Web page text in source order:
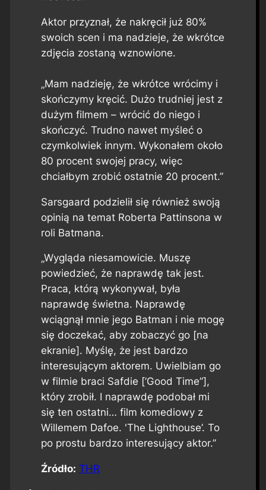
Aktor przyznał, że nakręcił już 80%
swoich scen i ma nadzieje, że wkrótce
zdjęcia zostaną wznowione.
„Mam nadzieję, że wkrótce wrócimy i
skończymy kręcić. Dużo trudniej jest z
dużym filmem – wrócić do niego i
skończyć. Trudno nawet myśleć o
czymkolwiek innym. Wykonałem około
80 procent swojej pracy, więc
chciałbym zrobić ostatnie 20 procent.”
Sarsgaard podzielił się również swoją
opinią na temat Roberta Pattinsona w
roli Batmana.
„Wygląda niesamowicie. Muszę
powiedzieć, że naprawdę tak jest.
Praca, którą wykonywał, była
naprawdę świetna. Naprawdę
wciągnął mnie jego Batman i nie mogę
się doczekać, aby zobaczyć go [na
ekranie]. Myślę, że jest bardzo
interesującym aktorem. Uwielbiam go
w filmie braci Safdie [’Good Time”],
który zrobił. I naprawdę podobał mi
się ten ostatni… film komediowy z
Willemem Dafoe. 'The Lighthouse’. To
po prostu bardzo interesujący aktor.”
Źródło: THR